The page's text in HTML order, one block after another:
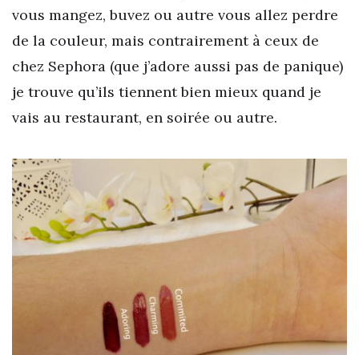
vous mangez, buvez ou autre vous allez perdre
de la couleur, mais contrairement à ceux de
chez Sephora (que j’adore aussi pas de panique)
je trouve qu’ils tiennent bien mieux quand je
vais au restaurant, en soirée ou autre.